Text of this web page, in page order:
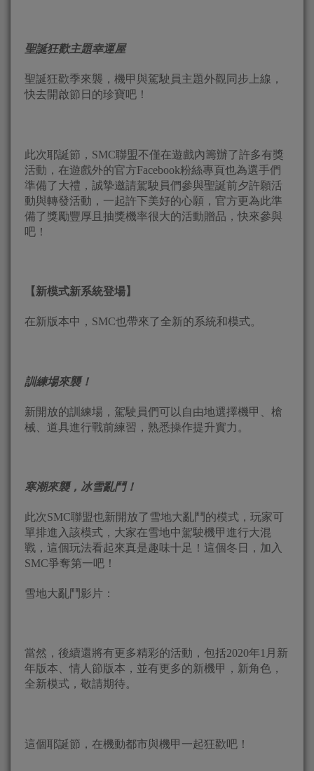
聖誕狂歡主題幸運屋
聖誕狂歡季來襲，機甲與駕駛員主題外觀同步上線，
快去開啟節日的珍寶吧！
此次耶誕節，SMC聯盟不僅在遊戲內籌辦了許多有獎
活動，在遊戲外的官方Facebook粉絲專頁也為選手們
準備了大禮，誠摯邀請駕駛員們參與聖誕前夕許願活
動與轉發活動，一起許下美好的心願，官方更為此準
備了獎勵豐厚且抽獎機率很大的活動贈品，快來參與
吧！
【新模式新系統登場】
在新版本中，SMC也帶來了全新的系統和模式。
訓練場來襲！
新開放的訓練場，駕駛員們可以自由地選擇機甲、槍
械、道具進行戰前練習，熟悉操作提升實力。
寒潮來襲，冰雪亂鬥！
此次SMC聯盟也新開放了雪地大亂鬥的模式，玩家可
單排進入該模式，大家在雪地中駕駛機甲進行大混
戰，這個玩法看起來真是趣味十足！這個冬日，加入
SMC爭奪第一吧！
雪地大亂鬥影片：
當然，後續還將有更多精彩的活動，包括2020年1月新
年版本、情人節版本，並有更多的新機甲，新角色，
全新模式，敬請期待。
這個耶誕節，在機動都市與機甲一起狂歡吧！